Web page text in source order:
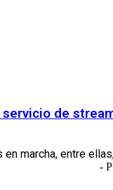
de
marcha, entre
-